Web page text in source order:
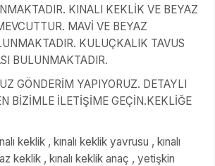
KINALI KEKLİK VE BEYAZ
MAVİ VE BEYAZ
KULUÇKALIK TAVUS
BULUNMAKTADIR.
GÖNDERİM YAPIYORUZ. DETAYLI
BİZİMLE İLETİŞİME GEÇİN.KEKLİĞE
keklik , kınalı keklik yavrusu , kınalı
keklik , kınalı keklik anaç , yetişkin